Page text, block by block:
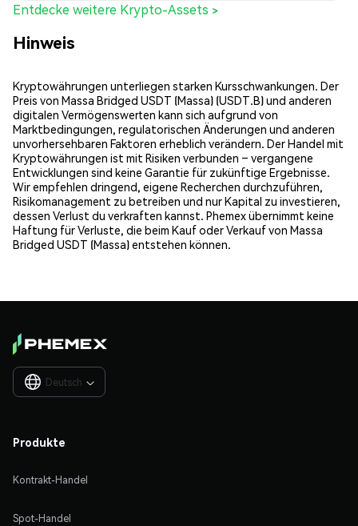
Entdecke weitere Krypto-Assets >
Hinweis
Kryptowährungen unterliegen starken Kursschwankungen. Der
Preis von Massa Bridged USDT (Massa) (USDT.B) und anderen
digitalen Vermögenswerten kann sich aufgrund von
Marktbedingungen, regulatorischen Änderungen und anderen
unvorhersehbaren Faktoren erheblich verändern. Der Handel mit
Kryptowährungen ist mit Risiken verbunden – vergangene
Entwicklungen sind keine Garantie für zukünftige Ergebnisse.
Wir empfehlen dringend, eigene Recherchen durchzuführen,
Risikomanagement zu betreiben und nur Kapital zu investieren,
dessen Verlust du verkraften kannst. Phemex übernimmt keine
Haftung für Verluste, die beim Kauf oder Verkauf von Massa
Bridged USDT (Massa) entstehen können.
Deutsch 
Produkte
Kontrakt-Handel
Spot-Handel